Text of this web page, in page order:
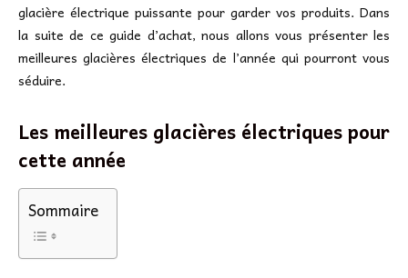
glacière électrique puissante pour garder vos produits. Dans
la suite de ce guide d’achat, nous allons vous présenter les
meilleures glacières électriques de l’année qui pourront vous
séduire.
Les meilleures glacières électriques pour
cette année
Sommaire